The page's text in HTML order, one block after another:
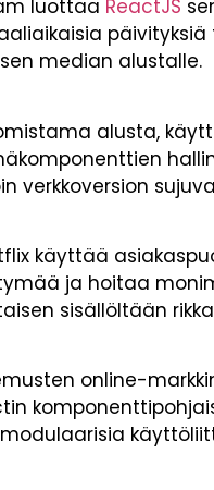
luottaa ReactJS
median alustalle.
alusta,
verkkoversion
käyttää
ja hoitaa
sisällöltään
online-